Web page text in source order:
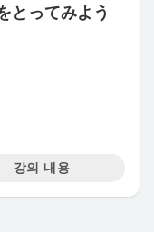
とってみよう
강의 내용